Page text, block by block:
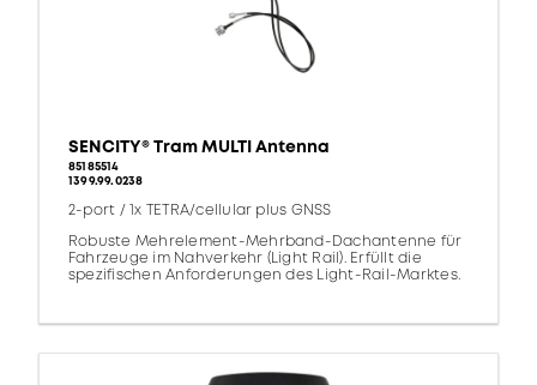
SENCITY® Tram MULTI Antenna
85185514
1399.99.0238
2-port / 1x TETRA/cellular plus GNSS
Robuste Mehrelement-Mehrband-Dachantenne für
Fahrzeuge im Nahverkehr (Light Rail). Erfüllt die
spezifischen Anforderungen des Light-Rail-Marktes.